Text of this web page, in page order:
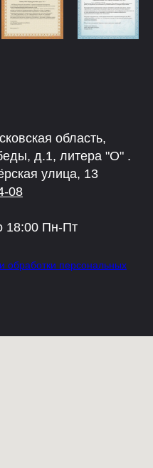
область,
д.1, литера "О" .
улица, 13
08
18:00 Пн-Пт
обработки персональных